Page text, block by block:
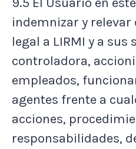
indemnizar y
legal a LIRMI y a sus
controladora,
empleados,
agentes frente a
acciones,
responsabilidades,